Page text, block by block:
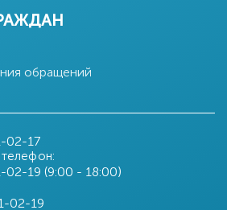
обращений
02-17
02-19 (9:00 - 18:00)
02-19